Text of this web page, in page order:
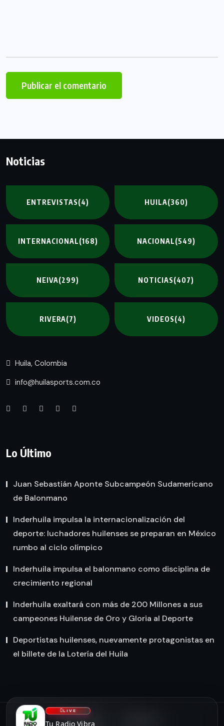
Noticias
ENTREVISTAS(4) HUILA(360)
INTERNACIONAL(168) NACIONAL(549)
NEIVA(299) NOTICIAS(407)
RIVERA(7) VIDEOS(4)
Huila, Colombia
info@huilasports.com.co
Lo Último
Juan Sebastián Aponte Subcampeón Sudamericano
de Balonmano
Inderhuila impulsa la internacionalización del
deporte: luchadores huilenses se preparan en México
rumbo al ciclo olímpico
Inderhuila impulsa el balonmano como disciplina de
crecimiento regional
Inderhuila exaltará con más de 200 Millones a sus
campeones Huilense de Oro y Gloria al Deporte
Deportistas huilenses, nuevamente protagonistas en
el billete de la Lotería del Huila
NOSOTROS
LIVE
Tu Radio Vibra